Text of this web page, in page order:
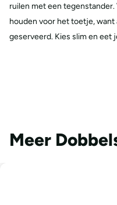
ruilen met een
houden voor het toetje,
geserveerd. Kies slim en eet
Meer